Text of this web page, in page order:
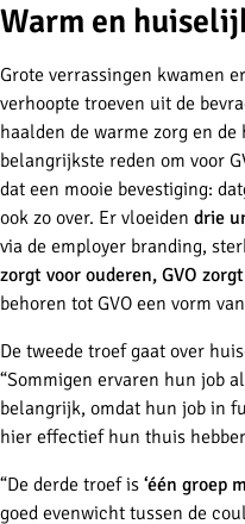
Warm en
Grote verrassingen kwamen
verhoopte troeven uit de
haalden de warme zorg en
belangrijkste reden om voor
dat een mooie bevestiging:
ook zo over. Er vloeiden drie
via de employer branding,
zorgt voor ouderen, GVO zorgt
behoren tot GVO een vorm
De tweede troef gaat over
“Sommigen ervaren hun job
belangrijk, omdat hun job in
hier effectief hun thuis
“De derde troef is ‘één groep
goed evenwicht tussen de